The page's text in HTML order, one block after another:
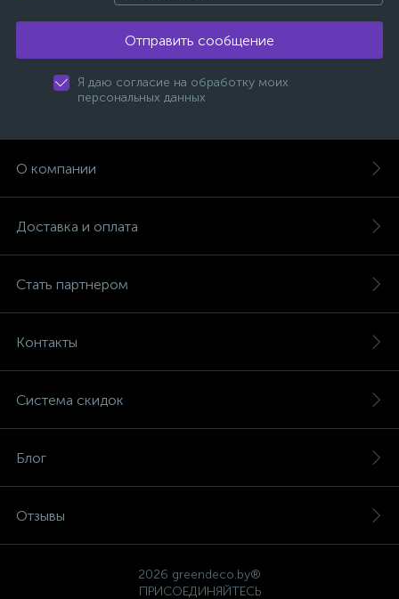
Отправить сообщение
Я даю согласие на обработку моих
персональных данных
О компании
Доставка и оплата
Стать партнером
Контакты
Система скидок
Блог
Отзывы
2026 greendeco.by®
ПРИСОЕДИНЯЙТЕСЬ